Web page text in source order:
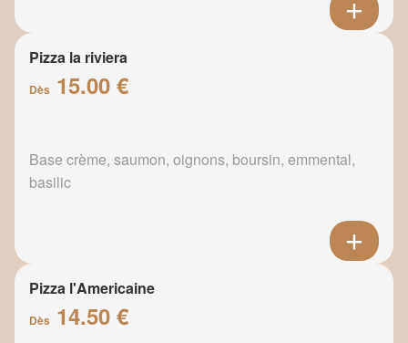
Pizza la riviera
Dès 15.00 €
Base crème, saumon, oignons, boursin, emmental,
basilic
Pizza l'Americaine
Dès 14.50 €